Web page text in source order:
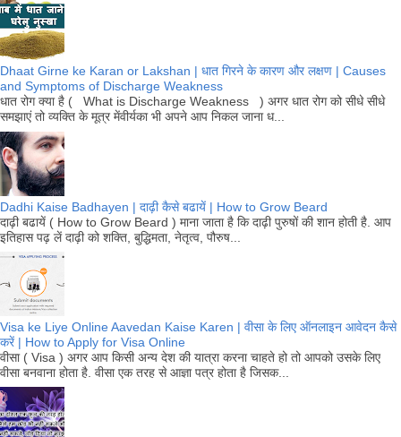
Dhaat Girne ke Karan or Lakshan | धात गिरने के कारण और लक्षण | Causes
and Symptoms of Discharge Weakness
धात रोग क्या है ( What is Discharge Weakness ) अगर धात रोग को सीधे सीधे
समझाएं तो व्यक्ति के मूत्र मेंवीर्यका भी अपने आप निकल जाना ध...
Dadhi Kaise Badhayen | दाढ़ी कैसे बढायें | How to Grow Beard
दाढ़ी बढायें ( How to Grow Beard ) माना जाता है कि दाढ़ी पुरुषों की शान होती है. आप
इतिहास पढ़ लें दाढ़ी को शक्ति, बुद्धिमता, नेतृत्व, पौरुष...
Visa ke Liye Online Aavedan Kaise Karen | वीसा के लिए ऑनलाइन आवेदन कैसे
करें | How to Apply for Visa Online
वीसा ( Visa ) अगर आप किसी अन्य देश की यात्रा करना चाहते हो तो आपको उसके लिए
वीसा बनवाना होता है. वीसा एक तरह से आज्ञा पत्र होता है जिसक...